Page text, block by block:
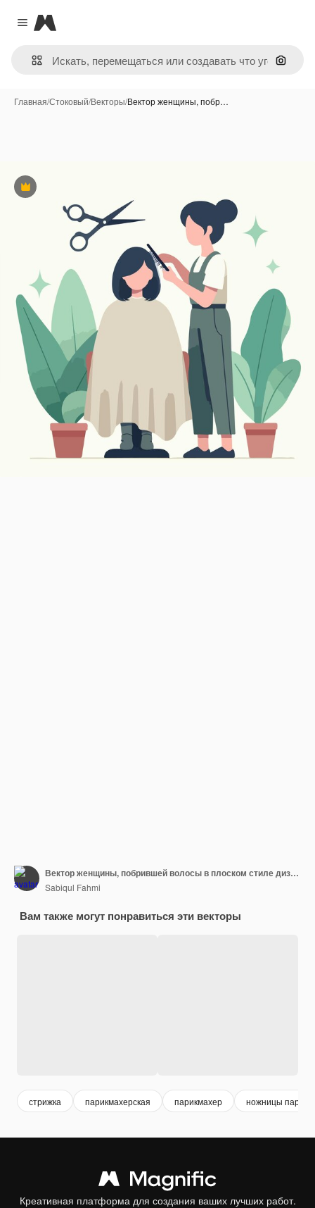
Close menu
Magnific
Поиск
Главная/Стоковый/Векторы/Вектор женщины, побр…
Премиум
Вектор женщины, побрившей волосы в плоском стиле дизайна
Sabiqul Fahmi
Вам также могут понравиться эти векторы
стрижка парикмахерская парикмахер ножницы
Креативная платформа для создания ваших лучших работ.